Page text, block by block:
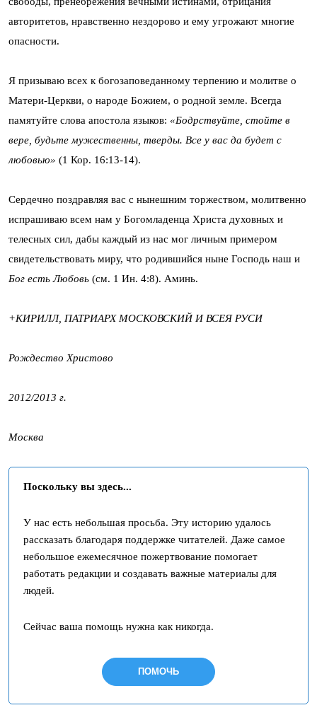
авторитетов, нравственно нездорово и ему угрожают многие
опасности.
Я призываю всех к богозаповеданному терпению и молитве о
Матери-Церкви, о народе Божием, о родной земле. Всегда
памятуйте слова апостола языков: «Бодрствуйте, стойте в
вере, будьте мужественны, тверды. Все у вас да будет с
любовью» (1 Кор. 16:13-14).
Сердечно поздравляя вас с нынешним торжеством, молитвенно
испрашиваю всем нам у Богомладенца Христа духовных и
телесных сил, дабы каждый из нас мог личным примером
свидетельствовать миру, что родившийся ныне Господь наш и
Бог есть Любовь (см. 1 Ин. 4:8). Аминь.
+КИРИЛЛ, ПАТРИАРХ МОСКОВСКИЙ И ВСЕЯ РУСИ
Рождество Христово
2012/2013 г.
Москва
Поскольку вы здесь...
У нас есть небольшая просьба. Эту историю удалось
рассказать благодаря поддержке читателей. Даже самое
небольшое ежемесячное пожертвование помогает
работать редакции и создавать важные материалы для
людей.
Сейчас ваша помощь нужна как никогда.
ПОМОЧЬ